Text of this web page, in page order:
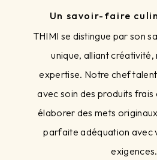
Un savoir-faire
THIMI se distingue par son
unique, alliant
expertise. Notre chef
avec soin des produits
élaborer des mets
parfaite adéquation avec
exigences.